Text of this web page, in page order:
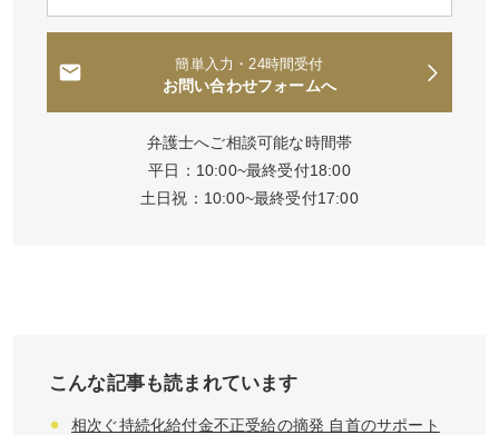
簡単入力・24時間受付
お問い合わせフォームへ
弁護士へご相談可能な時間帯
平日：10:00~最終受付18:00
土日祝：10:00~最終受付17:00
こんな記事も読まれています
相次ぐ持続化給付金不正受給の摘発 自首のサポート